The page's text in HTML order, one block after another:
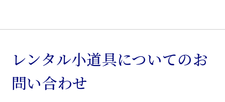
接
卓
子
レンタル小道具についてのお
問い合わせ